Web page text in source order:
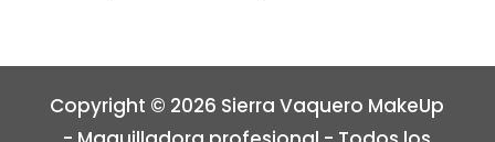
Copyright © 2026 Sierra Vaquero MakeUp